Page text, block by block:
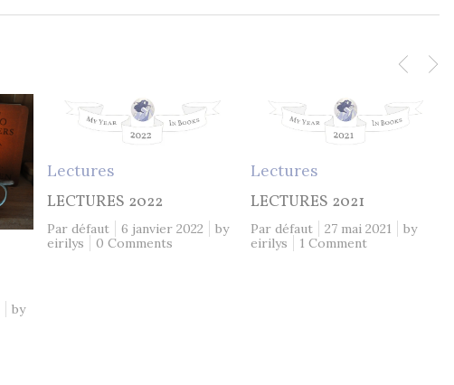
by
Lectures
LECTURES 2022
Par défaut 6 janvier 2022
by
eirilys
0 Comments
Lectures
LECTURES 2021
Par défaut 27 mai 2021
by
eirilys
1 Comment